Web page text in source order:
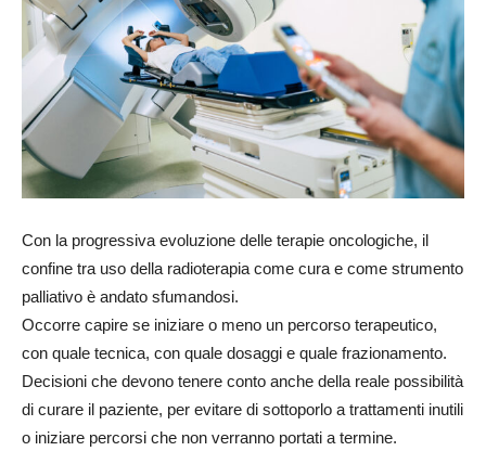
Con la progressiva evoluzione delle terapie oncologiche, il
confine tra uso della radioterapia come cura e come strumento
palliativo è andato sfumandosi.
Occorre capire se iniziare o meno un percorso terapeutico,
con quale tecnica, con quale dosaggi e quale frazionamento.
Decisioni che devono tenere conto anche della reale possibilità
di curare il paziente, per evitare di sottoporlo a trattamenti inutili
o iniziare percorsi che non verranno portati a termine.